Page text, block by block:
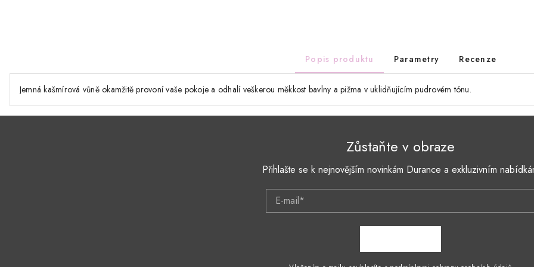
Popis produktu Parametry Recenze
Jemná kašmírová vůně okamžitě provoní vaše pokoje a odhalí veškerou měkkost bavlny a pižma v uklidňujícím pudrovém tónu.
Zůstaňte v obraze
Přihlašte se k nejnovějším novinkám Durance a exkluzivním
E-mail*